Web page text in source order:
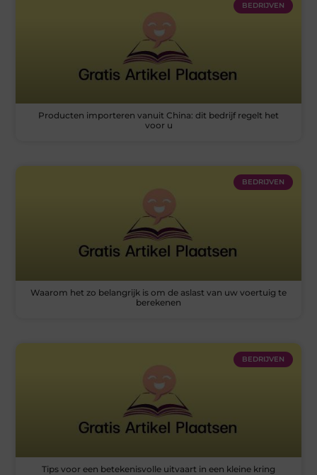
BEDRIJVEN
Producten importeren vanuit China: dit bedrijf regelt het
voor u
BEDRIJVEN
Waarom het zo belangrijk is om de aslast van uw voertuig te
berekenen
BEDRIJVEN
Tips voor een betekenisvolle uitvaart in een kleine kring